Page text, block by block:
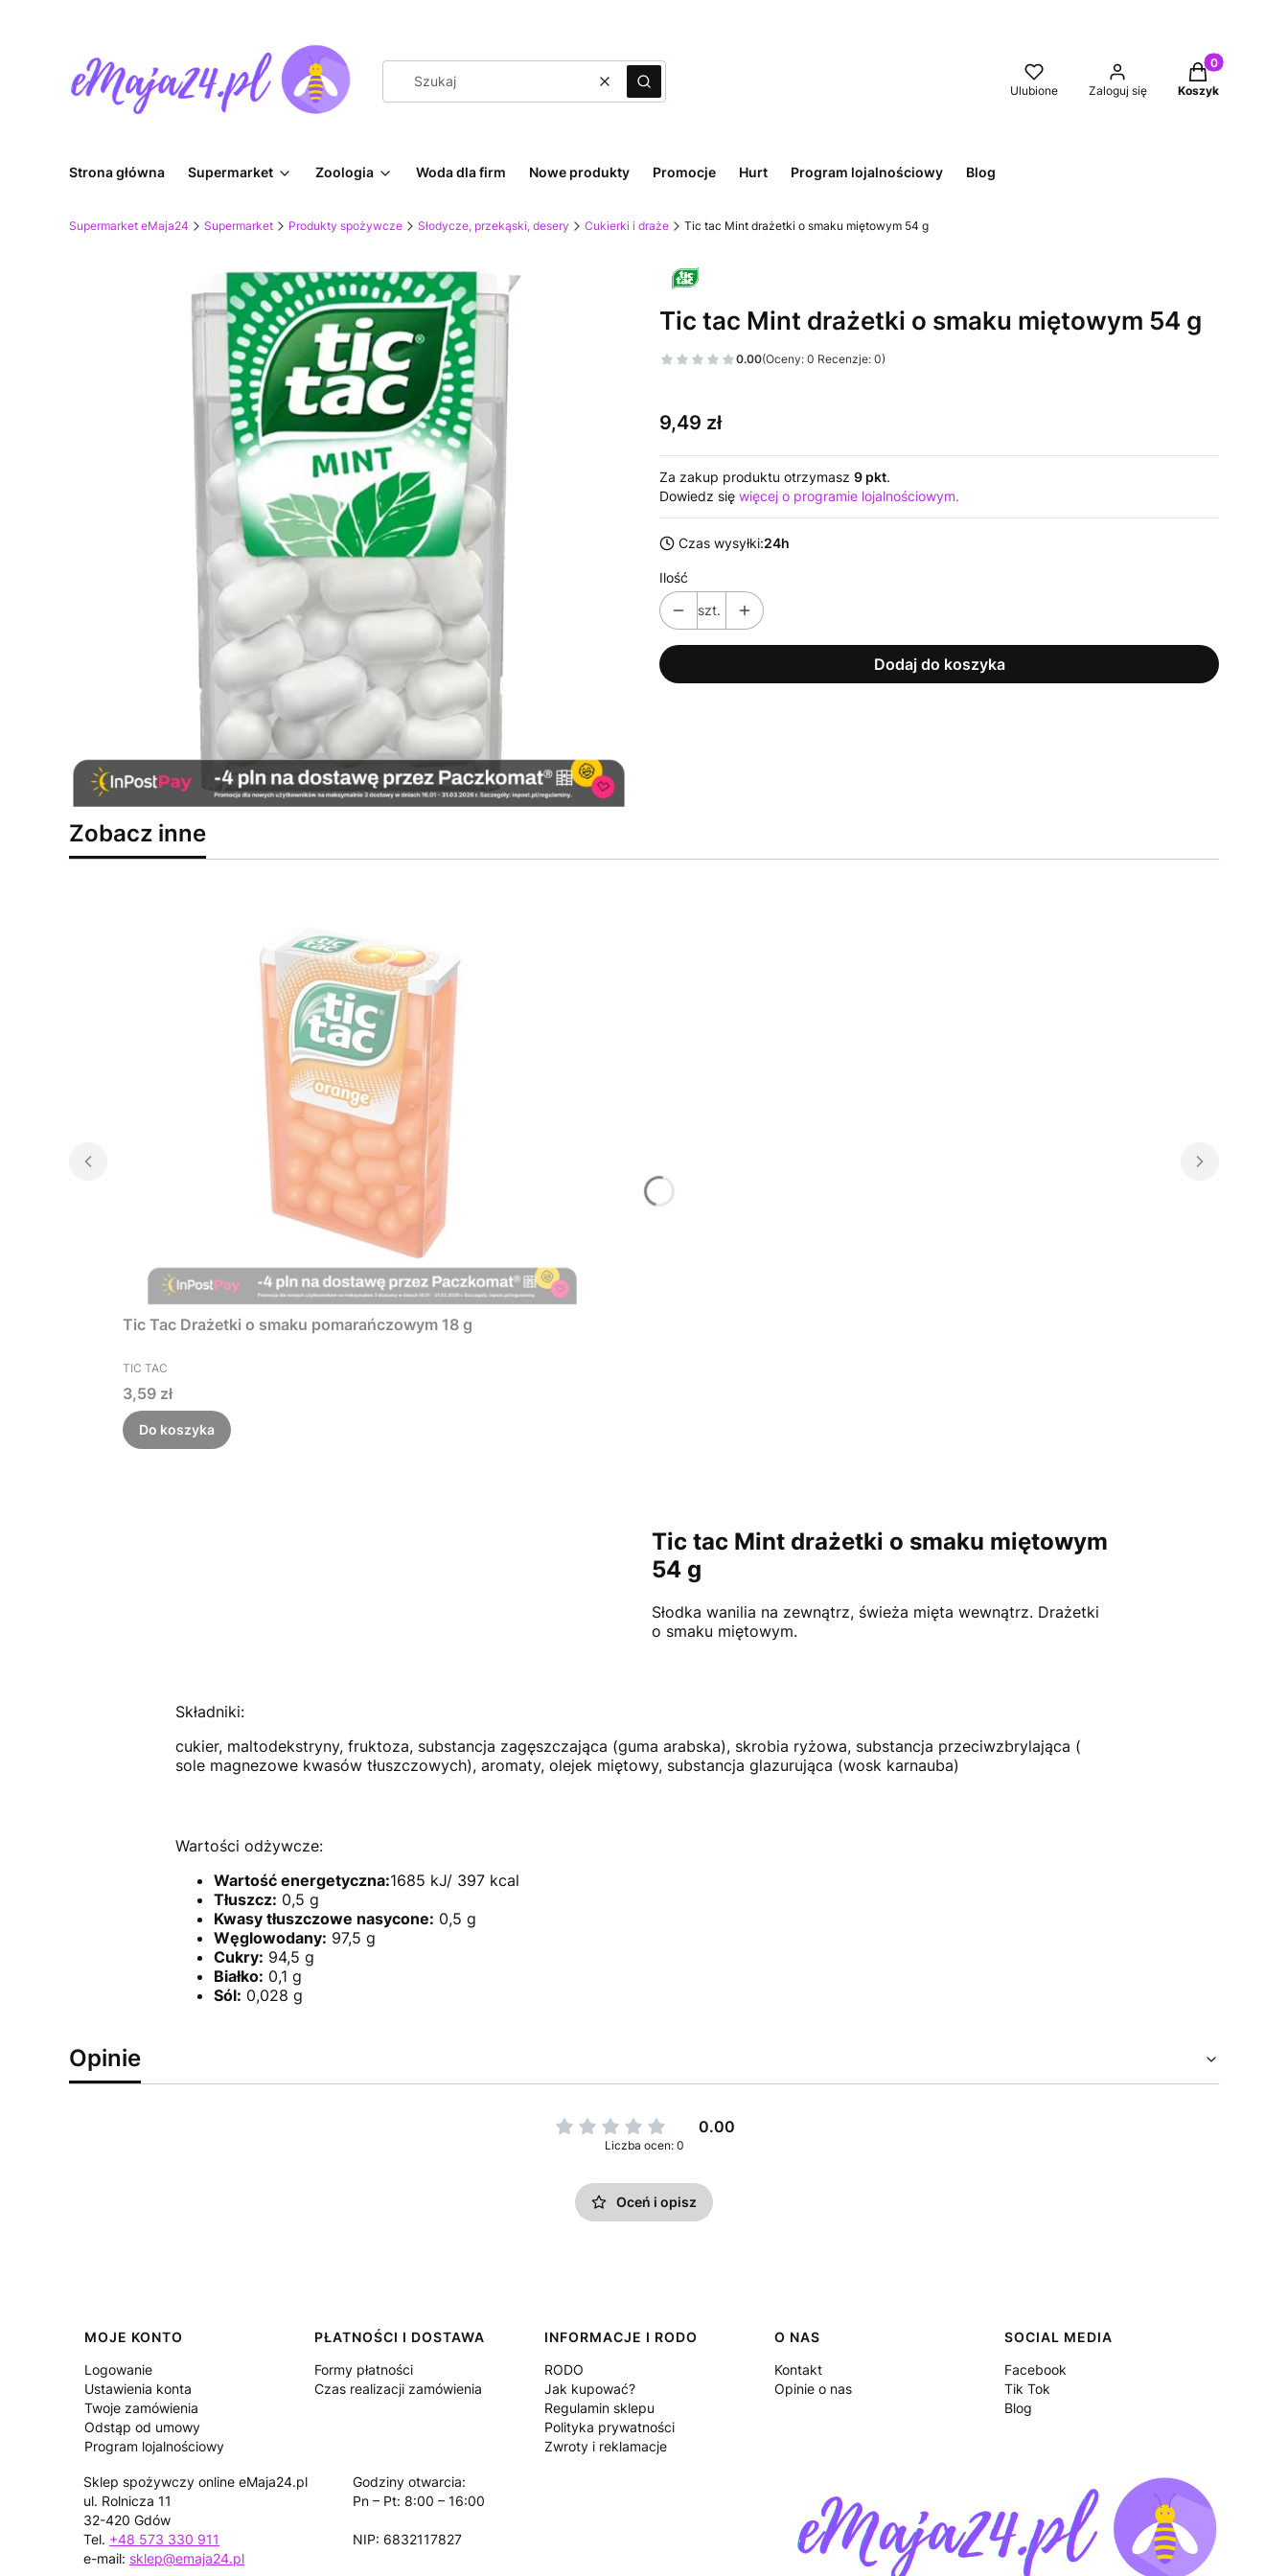
WyczyśćSzukaj Ulubione Zaloguj się
Produkty w
Koszyk
Strona główna Supermarket Zoologia Woda dla firm Nowe produkty Promocje Hurt Program lojalnościowy Blog
Supermarket eMaja24 Supermarket Produkty spożywcze Słodycze, przekąski, desery Cukierki i draże Tic tac Mint drażetki o smaku miętowym 54 g
Tic tac Mint drażetki o smaku miętowym 54 g
0.00(Oceny: 0 Recenzje: 0)
Cena
9,49 zł
Za zakup produktu otrzymasz 9 pkt.
Dowiedz się więcej o programie lojalnościowym.
Czas wysyłki:24h
Ilość
szt.
Dodaj do koszyka
Zobacz inne
Tic Tac Drażetki o smaku pomarańczowym 18 g
PRODUCENT
TIC TAC
Cena
3,59 zł
Do koszyka
Tic tac Mint drażetki o smaku miętowym
54 g
Słodka wanilia na zewnątrz, świeża mięta wewnątrz. Drażetki
o smaku miętowym.
Składniki:
cukier, maltodekstryny, fruktoza, substancja zagęszczająca (guma arabska), skrobia ryżowa, substancja przeciwzbrylająca (
sole magnezowe kwasów tłuszczowych), aromaty, olejek miętowy, substancja glazurująca (wosk karnauba)
Wartości odżywcze:
Wartość energetyczna:1685 kJ/ 397 kcal
Tłuszcz: 0,5 g
Kwasy tłuszczowe nasycone: 0,5 g
Węglowodany: 97,5 g
Cukry: 94,5 g
Białko: 0,1 g
Sól: 0,028 g
Opinie
0.00
Liczba ocen: 0
Oceń i opisz
Linki w stopce
MOJE KONTO
Logowanie
Ustawienia konta
Twoje zamówienia
Odstąp od umowy
Program lojalnościowy
PŁATNOŚCI I DOSTAWA
Formy płatności
Czas realizacji zamówienia
INFORMACJE I RODO
RODO
Jak kupować?
Regulamin sklepu
Polityka prywatności
Zwroty i reklamacje
O NAS
Kontakt
Opinie o nas
SOCIAL MEDIA
Facebook
Tik Tok
Blog
Sklep spożywczy online eMaja24.pl
ul. Rolnicza 11
32-420 Gdów
Tel. +48 573 330 911
e-mail: sklep@emaja24.pl
Godziny otwarcia:
Pn – Pt: 8:00 – 16:00
NIP: 6832117827